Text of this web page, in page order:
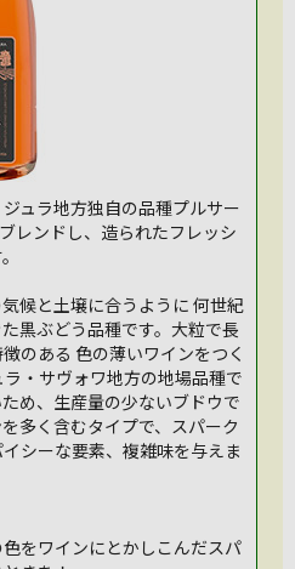
ュラ地方独自の品種プルサー
レンドし、造られたフレッシ
候と土壌に合うように 何世紀
黒ぶどう品種です。大粒で長
のある 色の薄いワインをつく
・サヴォワ地方の地場品種で
め、生産量の少ないブドウで
多く含むタイプで、スパーク
シーな要素、複雑味を与えま
をワインにとかしこんだスパ